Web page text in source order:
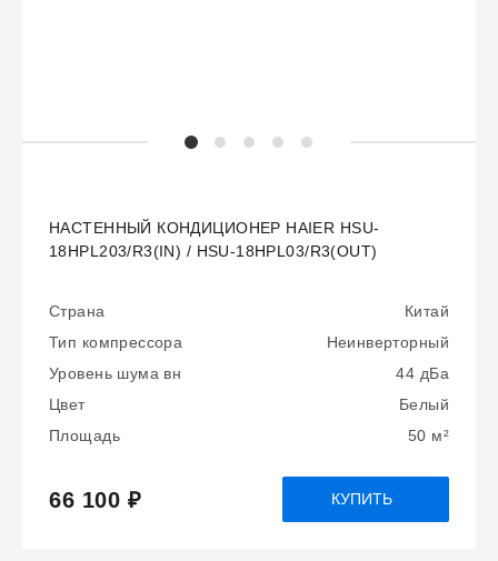
НАСТЕННЫЙ КОНДИЦИОНЕР HAIER HSU-
18HPL203/R3(IN) / HSU-18HPL03/R3(OUT)
Страна
Китай
Тип компрессора
Неинверторный
Уровень шума вн
44 дБа
Цвет
Белый
Площадь
50 м²
66 100 ₽ КУПИТЬ